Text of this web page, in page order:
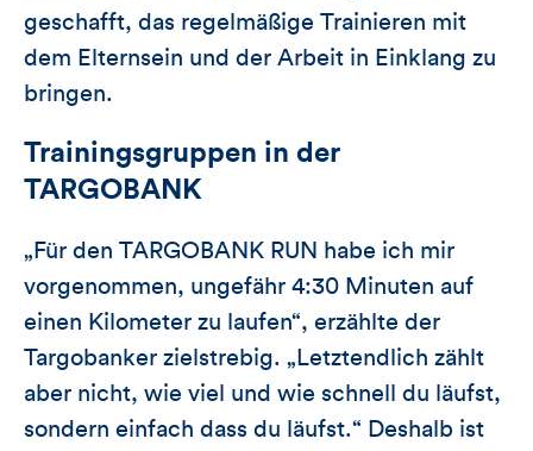
geschafft, das regelmäßige Trainieren mit
dem Elternsein und der Arbeit in Einklang zu
bringen.
Trainingsgruppen in der
TARGOBANK
„Für den TARGOBANK RUN habe ich mir
vorgenommen, ungefähr 4:30 Minuten auf
einen Kilometer zu laufen“, erzählte der
Targobanker zielstrebig. „Letztendlich zählt
aber nicht, wie viel und wie schnell du läufst,
sondern einfach dass du läufst.“ Deshalb ist